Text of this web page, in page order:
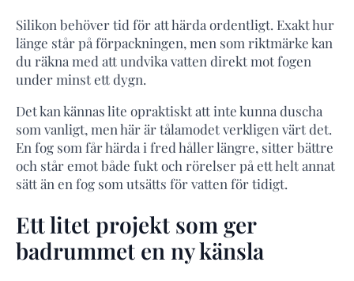
Silikon behöver tid för att härda ordentligt. Exakt hur
länge står på förpackningen, men som riktmärke kan
du räkna med att undvika vatten direkt mot fogen
under minst ett dygn.
Det kan kännas lite opraktiskt att inte kunna duscha
som vanligt, men här är tålamodet verkligen värt det.
En fog som får härda i fred håller längre, sitter bättre
och står emot både fukt och rörelser på ett helt annat
sätt än en fog som utsätts för vatten för tidigt.
Ett litet projekt som ger
badrummet en ny känsla